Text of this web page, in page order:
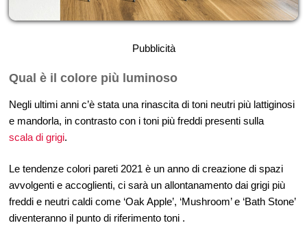
Pubblicità
Qual è il colore più luminoso
Negli ultimi anni c’è stata una rinascita di toni neutri più lattiginosi
e mandorla, in contrasto con i toni più freddi presenti sulla
scala di grigi.
Le tendenze colori pareti 2021 è un anno di creazione di spazi
avvolgenti e accoglienti, ci sarà un allontanamento dai grigi più
freddi e neutri caldi come ‘Oak Apple’, ‘Mushroom’ e ‘Bath Stone’
diventeranno il punto di riferimento toni .